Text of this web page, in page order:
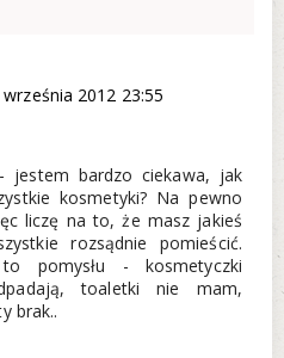
września 2012 23:55
jestem bardzo ciekawa, jak
kosmetyki? Na pewno
liczę na to, że masz jakieś
rozsądnie pomieścić.
pomysłu - kosmetyczki
toaletki nie mam,
brak..